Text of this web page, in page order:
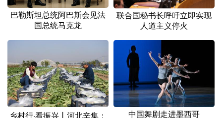
巴勒斯坦总统阿巴斯会见法
国总统马克龙
联合国秘书长呼吁立即实现
人道主义停火
乡村行·看振兴丨河北辛集： 中国舞剧走进墨西哥